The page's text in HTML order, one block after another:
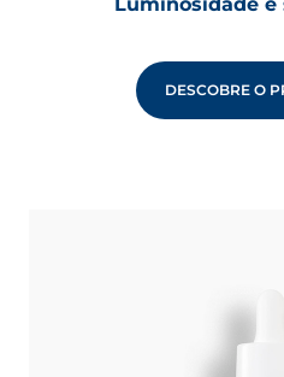
DESCOBRE O